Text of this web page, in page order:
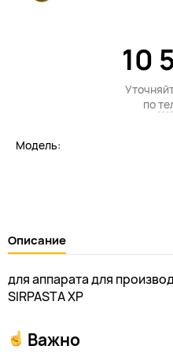
Модель:
10
по
Описание
для аппарата для
SIRPASTA XP
Важно